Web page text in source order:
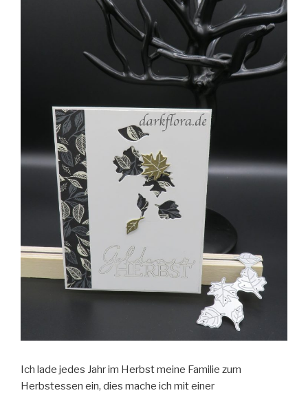
Ich lade jedes Jahr im Herbst meine Familie zum
Herbstessen ein, dies mache ich mit einer